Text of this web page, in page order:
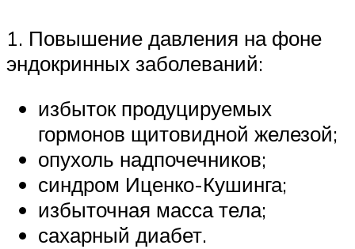
1. Повышение давления на фоне
эндокринных заболеваний:
избыток продуцируемых
гормонов щитовидной железой;
опухоль надпочечников;
синдром Иценко-Кушинга;
избыточная масса тела;
сахарный диабет.